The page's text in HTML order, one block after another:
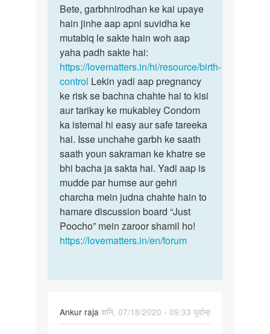
to
Condom
ke
alave
garbhdharn…
by
अज्ञात
Bete,
garbhnirodhan
ke
kai…
Bete, garbhnirodhan ke kai upaye
hain jinhe aap apni suvidha ke
mutabiq le sakte hain woh aap
yaha padh sakte hai:
https://lovematters.in/hi/resource/birth-
control Lekin yadi aap pregnancy
ke risk se bachna chahte hai to kisi
aur tarikay ke mukabley Condom
ka istemal hi easy aur safe tareeka
hai. Isse unchahe garbh ke saath
saath youn sakraman ke khatre se
bhi bacha ja sakta hai. Yadi aap is
mudde par humse aur gehri
charcha mein judna chahte hain to
hamare discussion board “Just
Poocho” mein zaroor shamil ho!
https://lovematters.in/en/forum
Ankur raja शनि, 07/18/2020 - 09:33 पूर्वान्ह